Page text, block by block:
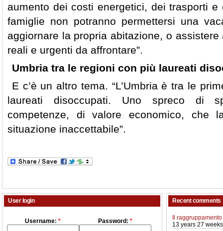
aumento dei costi energetici, dei trasporti
famiglie non potranno permettersi una
aggiornare la propria abitazione, o
reali e urgenti da affrontare”.
Umbria tra le regioni con più laureati
E c’è un altro tema. “L’Umbria è tra le
laureati disoccupati. Uno spreco di
competenze, di valore economico, che
situazione inaccettabile”.
User login
Username:* Password: *
Recent comments
Il
13 years 27